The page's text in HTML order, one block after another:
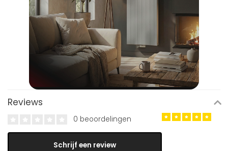
Reviews
0 beoordelingen
Schrijf een review